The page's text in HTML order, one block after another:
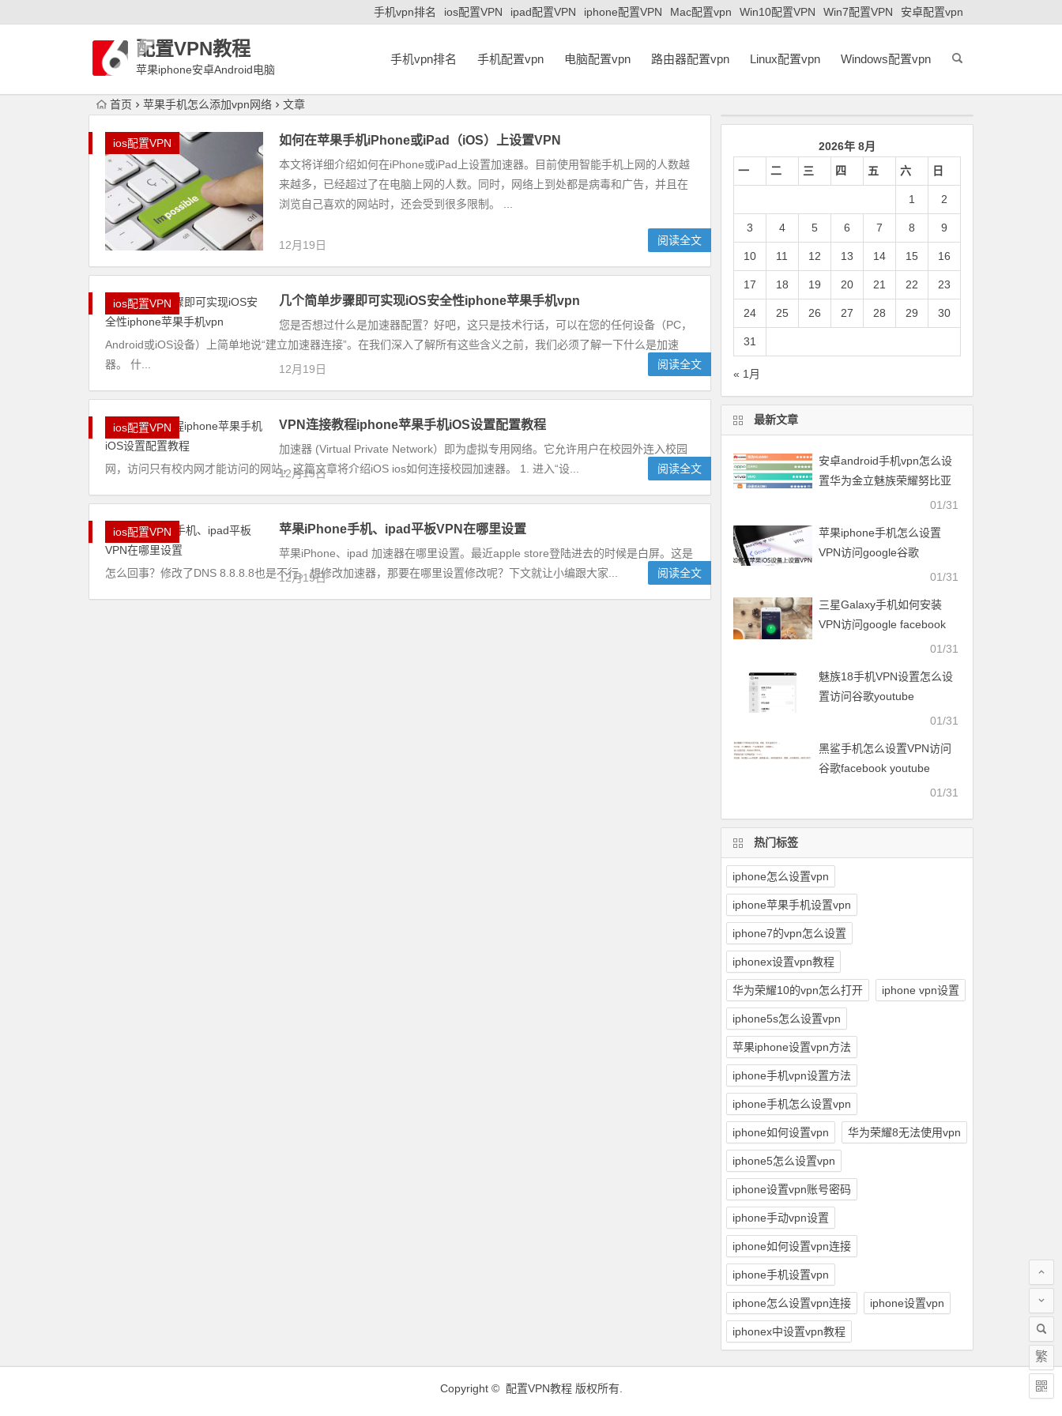
手机vpn排名 ios配置VPN ipad配置VPN iphone配置VPN Mac配置vpn Win10配置VPN Win7配置VPN 安卓配置vpn
配置VPN教程
苹果iphone安卓Android电脑
手机vpn排名 手机配置vpn 电脑配置vpn 路由器配置vpn Linux配置vpn Windows配置vpn
首页 苹果手机怎么添加vpn网络 文章
ios配置VPN 如何在苹果手机iPhone或iPad（iOS）上设置VPN
本文将详细介绍如何在iPhone或iPad上设置加速器。目前使用智能手机上网的人数越
来越多，已经超过了在电脑上网的人数。同时，网络上到处都是病毒和广告，并且在
浏览自己喜欢的网站时，还会受到很多限制。 ...
12月19日 阅读全文
ios配置VPN 几个简单步骤即可实现iOS安全性iphone苹果手机vpn
您是否想过什么是加速器配置？好吧，这只是技术行话，可以在您的任何设备（PC，
Android或iOS设备）上简单地说“建立加速器连接”。在我们深入了解所有这些含义之前，我们必须了解一下什么是加速
器。 什...
12月19日 阅读全文
ios配置VPN VPN连接教程iphone苹果手机iOS设置配置教程
加速器 (Virtual Private Network）即为虚拟专用网络。它允许用户在校园外连入校园
网，访问只有校内网才能访问的网站，这篇文章将介绍iOS ios如何连接校园加速器。 1. 进入“设...
12月19日 阅读全文
ios配置VPN 苹果iPhone手机、ipad平板VPN在哪里设置
苹果iPhone、ipad 加速器在哪里设置。最近apple store登陆进去的时候是白屏。这是
怎么回事？修改了DNS 8.8.8.8也是不行。想修改加速器，那要在哪里设置修改呢？下文就让小编跟大家...
12月19日 阅读全文
2026年 8月
一
二 三 四 五 六 日
1 2
3 4 5 6 7 8 9
10 11 12 13 14 15 16
17 18 19 20 21 22 23
24 25 26 27 28 29 30
31
« 1月
最新文章
安卓android手机vpn怎么设
置华为金立魅族荣耀努比亚
一加vivo小米OPPO中兴联想
01/31
苹果iphone手机怎么设置
VPN访问google谷歌
01/31
三星Galaxy手机如何安装
VPN访问google facebook
01/31
魅族18手机VPN设置怎么设
置访问谷歌youtube
01/31
黑鲨手机怎么设置VPN访问
谷歌facebook youtube
01/31
热门标签
iphone怎么设置vpn
iphone苹果手机设置vpn
iphone7的vpn怎么设置
iphonex设置vpn教程
华为荣耀10的vpn怎么打开 iphone vpn设置
iphone5s怎么设置vpn
苹果iphone设置vpn方法
iphone手机vpn设置方法
iphone手机怎么设置vpn
iphone如何设置vpn 华为荣耀8无法使用vpn
iphone5怎么设置vpn
iphone设置vpn账号密码
iphone手动vpn设置
iphone如何设置vpn连接
iphone手机设置vpn
iphone怎么设置vpn连接 iphone设置vpn
iphonex中设置vpn教程
Copyright © 配置VPN教程版权所有.
繁